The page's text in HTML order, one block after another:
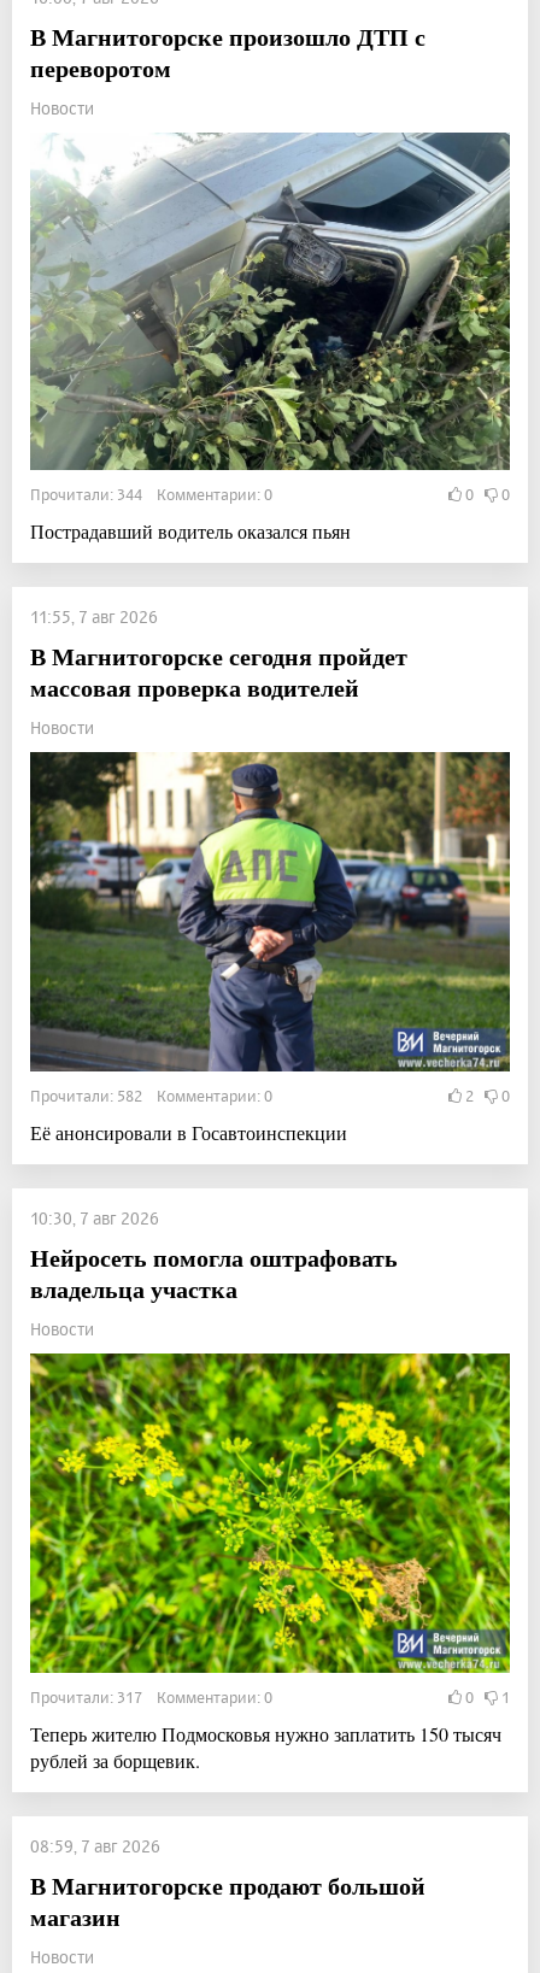
В Магнитогорске произошло ДТП с
переворотом
Новости
Прочитали: 344 Комментарии: 0 0 0
Пострадавший водитель оказался пьян
11:55, 7 авг 2026
В Магнитогорске сегодня пройдет
массовая проверка водителей
Новости
Прочитали: 582 Комментарии: 0 2 0
Её анонсировали в Госавтоинспекции
10:30, 7 авг 2026
Нейросеть помогла оштрафовать
владельца участка
Новости
Прочитали: 317 Комментарии: 0 0 1
Теперь жителю Подмосковья нужно заплатить 150 тысяч
рублей за борщевик.
08:59, 7 авг 2026
В Магнитогорске продают большой
магазин
Новости